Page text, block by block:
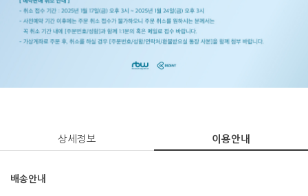
상세정보 이용안내
배송안내